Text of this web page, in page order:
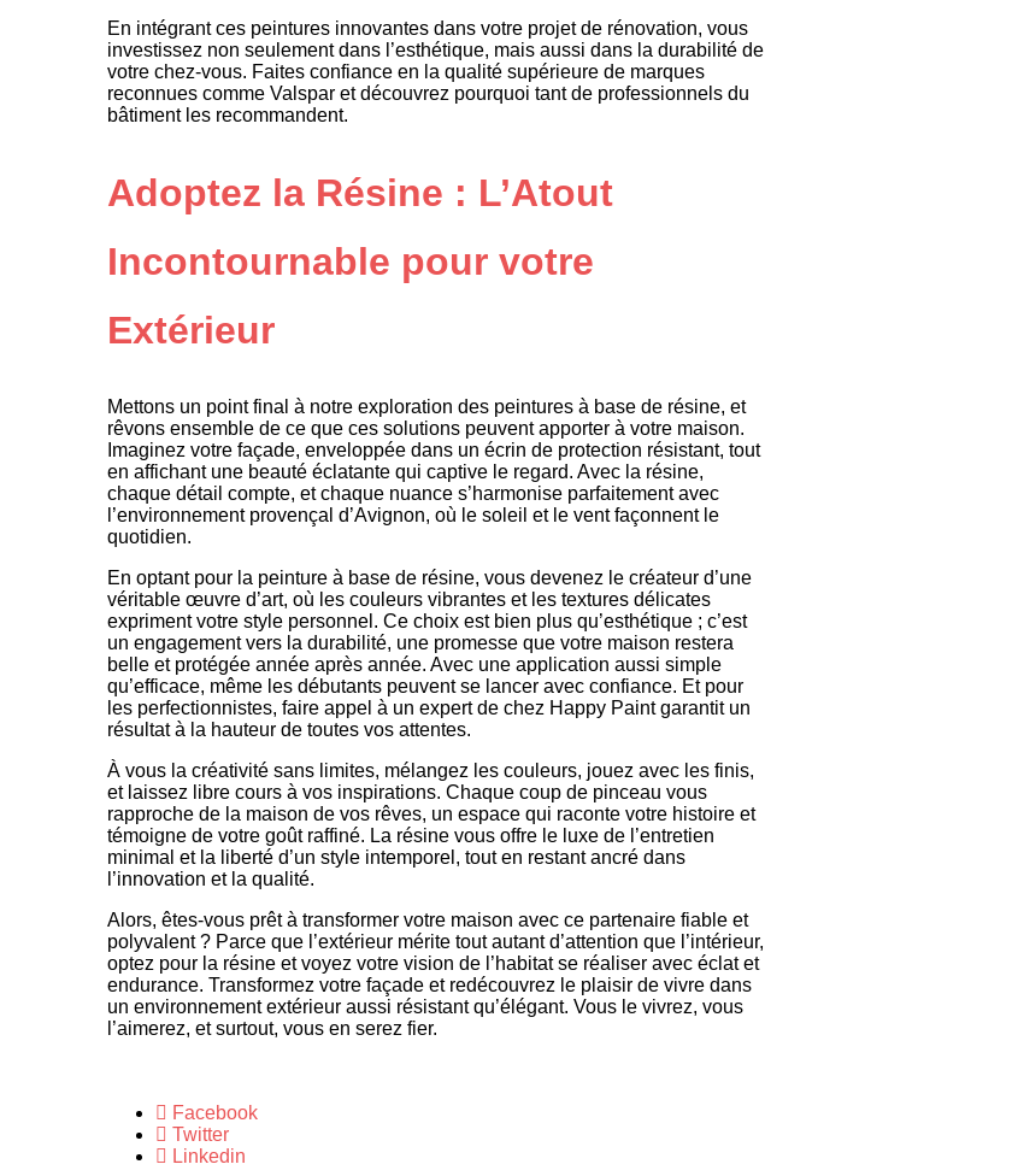
En intégrant ces peintures innovantes dans votre projet de rénovation, vous
investissez non seulement dans l’esthétique, mais aussi dans la durabilité de
votre chez-vous. Faites confiance en la qualité supérieure de marques
reconnues comme Valspar et découvrez pourquoi tant de professionnels du
bâtiment les recommandent.
Adoptez la Résine : L’Atout
Incontournable pour votre
Extérieur
Mettons un point final à notre exploration des peintures à base de résine, et
rêvons ensemble de ce que ces solutions peuvent apporter à votre maison.
Imaginez votre façade, enveloppée dans un écrin de protection résistant, tout
en affichant une beauté éclatante qui captive le regard. Avec la résine,
chaque détail compte, et chaque nuance s’harmonise parfaitement avec
l’environnement provençal d’Avignon, où le soleil et le vent façonnent le
quotidien.
En optant pour la peinture à base de résine, vous devenez le créateur d’une
véritable œuvre d’art, où les couleurs vibrantes et les textures délicates
expriment votre style personnel. Ce choix est bien plus qu’esthétique ; c’est
un engagement vers la durabilité, une promesse que votre maison restera
belle et protégée année après année. Avec une application aussi simple
qu’efficace, même les débutants peuvent se lancer avec confiance. Et pour
les perfectionnistes, faire appel à un expert de chez Happy Paint garantit un
résultat à la hauteur de toutes vos attentes.
À vous la créativité sans limites, mélangez les couleurs, jouez avec les finis,
et laissez libre cours à vos inspirations. Chaque coup de pinceau vous
rapproche de la maison de vos rêves, un espace qui raconte votre histoire et
témoigne de votre goût raffiné. La résine vous offre le luxe de l’entretien
minimal et la liberté d’un style intemporel, tout en restant ancré dans
l’innovation et la qualité.
Alors, êtes-vous prêt à transformer votre maison avec ce partenaire fiable et
polyvalent ? Parce que l’extérieur mérite tout autant d’attention que l’intérieur,
optez pour la résine et voyez votre vision de l’habitat se réaliser avec éclat et
endurance. Transformez votre façade et redécouvrez le plaisir de vivre dans
un environnement extérieur aussi résistant qu’élégant. Vous le vivrez, vous
l’aimerez, et surtout, vous en serez fier.
Facebook
Twitter
Linkedin